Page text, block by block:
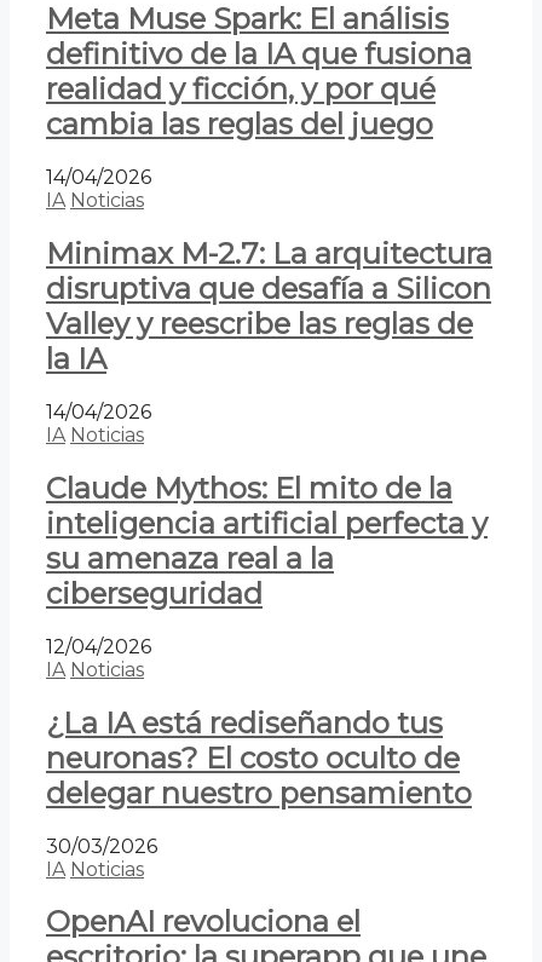
Meta Muse Spark: El análisis
definitivo de la IA que fusiona
realidad y ficción, y por qué
cambia las reglas del juego
14/04/2026
IA Noticias
Minimax M-2.7: La arquitectura
disruptiva que desafía a Silicon
Valley y reescribe las reglas de
la IA
14/04/2026
IA Noticias
Claude Mythos: El mito de la
inteligencia artificial perfecta y
su amenaza real a la
ciberseguridad
12/04/2026
IA Noticias
¿La IA está rediseñando tus
neuronas? El costo oculto de
delegar nuestro pensamiento
30/03/2026
IA Noticias
OpenAI revoluciona el